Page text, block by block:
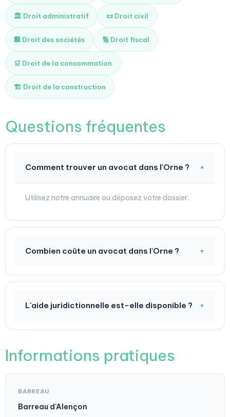
🏛️ Droit administratif 📜 Droit civil
🏢 Droit des sociétés 🔢 Droit fiscal
🛒 Droit de la consommation
🏗️ Droit de la construction
Questions fréquentes
Comment trouver un avocat dans l'Orne ? ▼
Utilisez notre annuaire ou déposez votre dossier.
Combien coûte un avocat dans l'Orne ? ▼
L'aide juridictionnelle est-elle disponible ? ▼
Informations pratiques
BARREAU
Barreau d'Alençon